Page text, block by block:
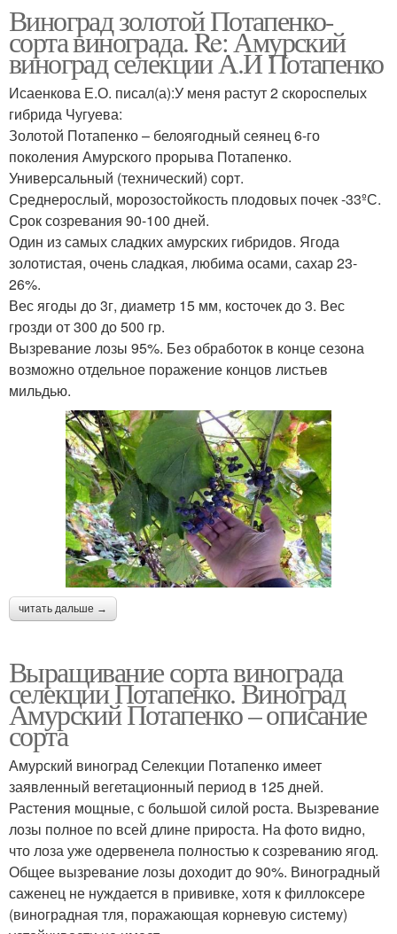
Виноград золотой Потапенко-
сорта винограда. Re: Амурский
виноград селекции А.И Потапенко
Исаенкова Е.О. писал(а):У меня растут 2 скороспелых
гибрида Чугуева:
Золотой Потапенко – белоягодный сеянец 6-го
поколения Амурского прорыва Потапенко.
Универсальный (технический) сорт.
Среднерослый, морозостойкость плодовых почек -33ºС.
Срок созревания 90-100 дней.
Один из самых сладких амурских гибридов. Ягода
золотистая, очень сладкая, любима осами, сахар 23-
26%.
Вес ягоды до 3г, диаметр 15 мм, косточек до 3. Вес
грозди от 300 до 500 гр.
Вызревание лозы 95%. Без обработок в конце сезона
возможно отдельное поражение концов листьев
мильдью.
читать дальше →
Выращивание сорта винограда
селекции Потапенко. Виноград
Амурский Потапенко – описание
сорта
Амурский виноград Селекции Потапенко имеет
заявленный вегетационный период в 125 дней.
Растения мощные, с большой силой роста. Вызревание
лозы полное по всей длине прироста. На фото видно,
что лоза уже одервенела полностью к созреванию ягод.
Общее вызревание лозы доходит до 90%. Виноградный
саженец не нуждается в прививке, хотя к филлоксере
(виноградная тля, поражающая корневую систему)